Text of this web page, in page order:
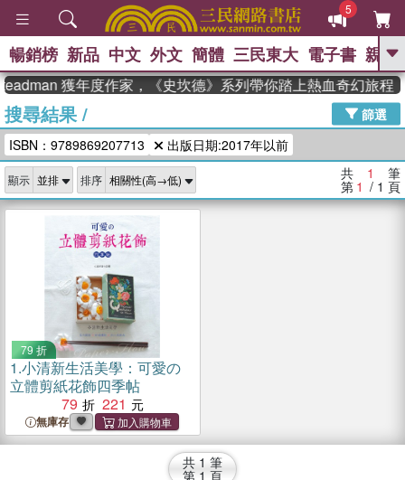
5
GO
高希均教授回憶錄
、 The Odyssey 、 父親節 、 如果歷
史是一群喵 、 暑期推薦
獎 臺灣漫遊錄 、 方念華 、 台灣的李
登輝時代
數學女孩：黎曼猜想 、
偉大的迷走神經
暢銷榜 新品 中文 外文 簡體 三民東大 電子書 親子
獲年度作家，《史坎德》系列帶你踏上熱血奇幻旅程
搜尋結果/
篩選
ISBN：9789869207713
出版日期:2017年以前
顯示 排序 共 1 筆
第 1 / 1 頁
79 折
1.小清新生活美學：可愛の
立體剪紙花飾四季帖
79
221
無庫存
共 1 筆
第 1 頁